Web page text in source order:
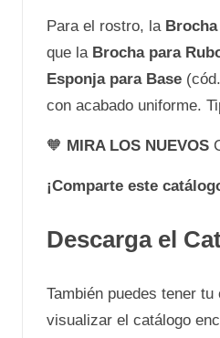
Para el rostro, la
que la Brocha para
Esponja para Base
con acabado uniforme.
🧡 MIRA LOS NUEVOS
¡Comparte este
Descarga el
También puedes tener
visualizar el catálogo